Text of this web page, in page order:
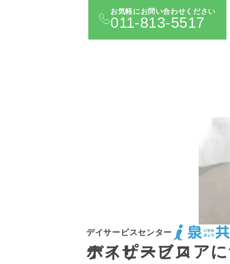
お気軽にお問い合わせください
011-813-5517
ホスピスフロア
デイサービスセンター
デイサービス